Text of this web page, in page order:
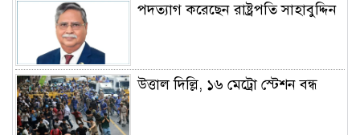
পদত্যাগ করেছেন রাষ্ট্রপতি সাহাবুদ্দিন
উত্তাল দিল্লি, ১৬ মেট্রো স্টেশন বন্ধ